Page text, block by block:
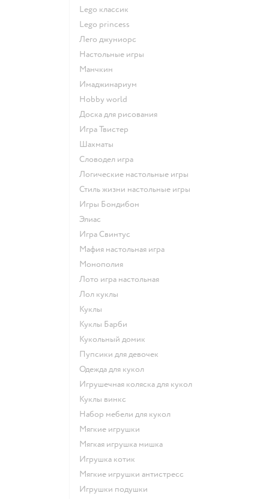
Lego классик
Lego princess
Лего джуниорс
Настольные игры
Манчкин
Имаджинариум
Hobby world
Доска для рисования
Игра Твистер
Шахматы
Словодел игра
Логические настольные игры
Стиль жизни настольные игры
Игры Бондибон
Элиас
Игра Свинтус
Мафия настольная игра
Монополия
Лото игра настольная
Лол куклы
Куклы
Куклы Барби
Кукольный домик
Пупсики для девочек
Одежда для кукол
Игрушечная коляска для кукол
Куклы винкс
Набор мебели для кукол
Мягкие игрушки
Мягкая игрушка мишка
Игрушка котик
Мягкие игрушки антистресс
Игрушки подушки